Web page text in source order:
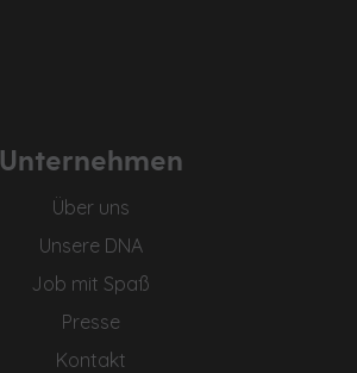
Unternehmen
Über uns
Unsere DNA
Job mit Spaß
Presse
Kontakt